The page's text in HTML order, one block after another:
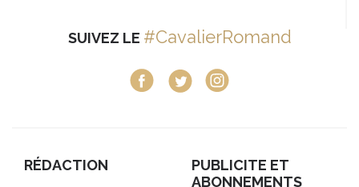
SUIVEZ LE #CavalierRomand
RÉDACTION
PUBLICITE ET
ABONNEMENTS